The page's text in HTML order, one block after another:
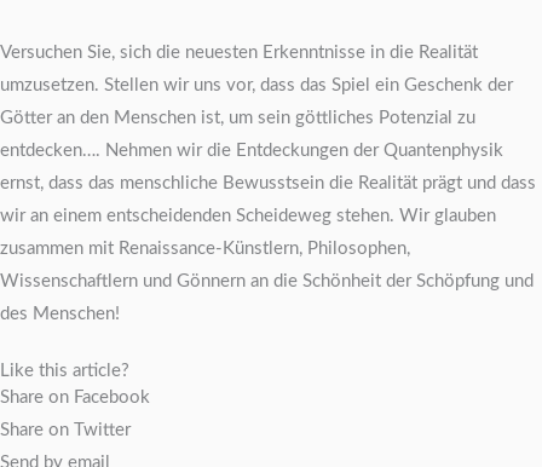
Versuchen Sie, sich die neuesten Erkenntnisse in die Realität
umzusetzen. Stellen wir uns vor, dass das Spiel ein Geschenk der
Götter an den Menschen ist, um sein göttliches Potenzial zu
entdecken…. Nehmen wir die Entdeckungen der Quantenphysik
ernst, dass das menschliche Bewusstsein die Realität prägt und dass
wir an einem entscheidenden Scheideweg stehen. Wir glauben
zusammen mit Renaissance-Künstlern, Philosophen,
Wissenschaftlern und Gönnern an die Schönheit der Schöpfung und
des Menschen!
Like this article?
Share on Facebook
Share on Twitter
Send by email